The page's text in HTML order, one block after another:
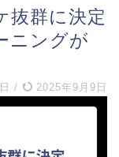
抜群に決定
ニングが
/ 2025年9月9日